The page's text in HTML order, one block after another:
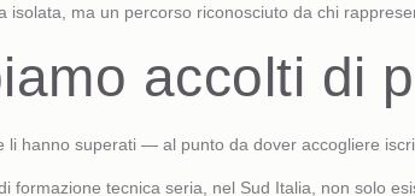
isolata, ma un percorso riconosciuto da chi
accolti di
hanno superati — al punto da dover accogliere
formazione tecnica seria, nel Sud Italia, non solo